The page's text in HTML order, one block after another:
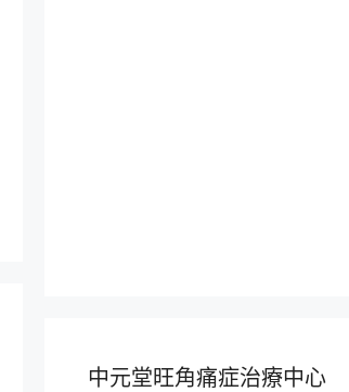
中元堂旺角痛症治療中心